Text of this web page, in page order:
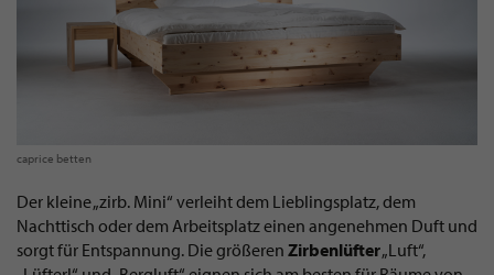
caprice betten
Der kleine „zirb. Mini“ verleiht dem Lieblingsplatz, dem
Nachttisch oder dem Arbeitsplatz einen angenehmen Duft und
sorgt für Entspannung. Die größeren Zirbenlüfter„Luft“,